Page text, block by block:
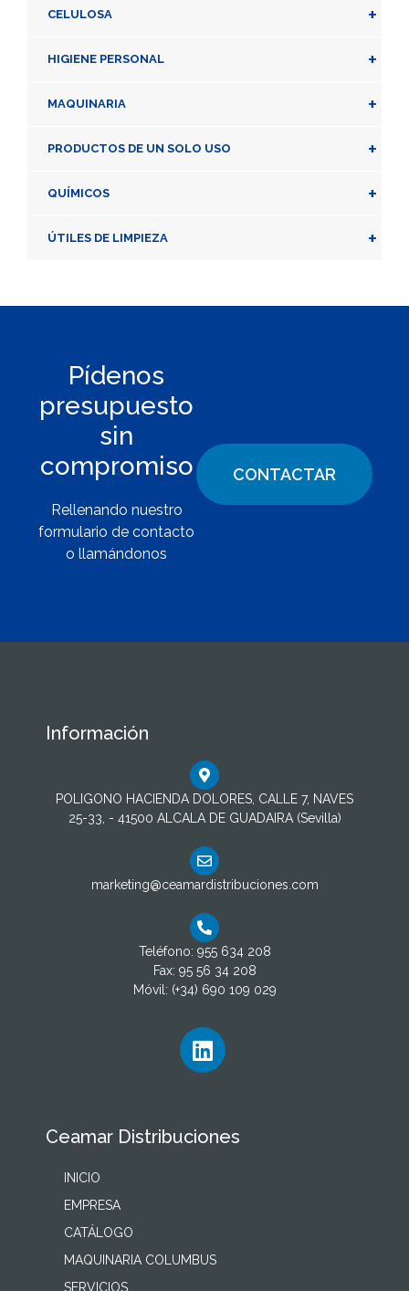
+
CELULOSA
+
HIGIENE PERSONAL
+
MAQUINARIA
+
PRODUCTOS DE UN SOLO USO
+
QUÍMICOS
+
ÚTILES DE LIMPIEZA
Pídenos
presupuesto
sin
compromiso
Rellenando nuestro
formulario de contacto
o llamándonos
CONTACTAR
Información
POLIGONO HACIENDA DOLORES, CALLE 7, NAVES
25-33, - 41500 ALCALA DE GUADAIRA (Sevilla)
marketing@ceamardistribuciones.com
Teléfono: 955 634 208
Fax: 95 56 34 208
Móvil: (+34) 690 109 029
Ceamar Distribuciones
INICIO
EMPRESA
CATÁLOGO
MAQUINARIA COLUMBUS
SERVICIOS